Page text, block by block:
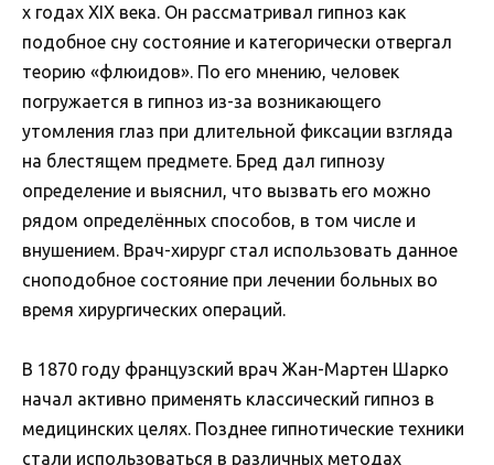
х годах XIX века. Он рассматривал гипноз как
подобное сну состояние и категорически отвергал
теорию «флюидов». По его мнению, человек
погружается в гипноз из-за возникающего
утомления глаз при длительной фиксации взгляда
на блестящем предмете. Бред дал гипнозу
определение и выяснил, что вызвать его можно
рядом определённых способов, в том числе и
внушением. Врач-хирург стал использовать данное
сноподобное состояние при лечении больных во
время хирургических операций.
В 1870 году французский врач Жан-Мартен Шарко
начал активно применять классический гипноз в
медицинских целях. Позднее гипнотические техники
стали использоваться в различных методах